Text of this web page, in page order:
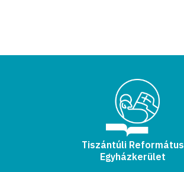
Tiszántúli Református
Egyházkerület